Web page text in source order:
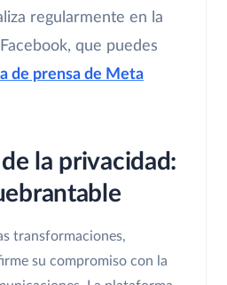
regularmente en la
que puedes
de prensa de Meta
la privacidad:
transformaciones,
su compromiso con la